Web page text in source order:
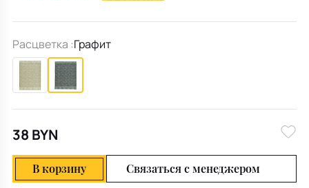
Расцветка :Графит
38 BYN
В корзину Связаться с менеджером